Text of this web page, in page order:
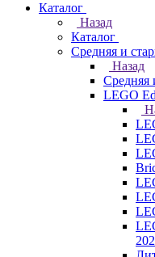
Каталог
Назад
Каталог
Средняя и
Назад
Средняя
LEGO